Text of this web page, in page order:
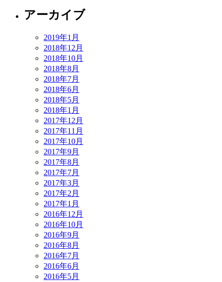
アーカイブ
2019年1月
2018年12月
2018年10月
2018年8月
2018年7月
2018年6月
2018年5月
2018年1月
2017年12月
2017年11月
2017年10月
2017年9月
2017年8月
2017年7月
2017年3月
2017年2月
2017年1月
2016年12月
2016年10月
2016年9月
2016年8月
2016年7月
2016年6月
2016年5月